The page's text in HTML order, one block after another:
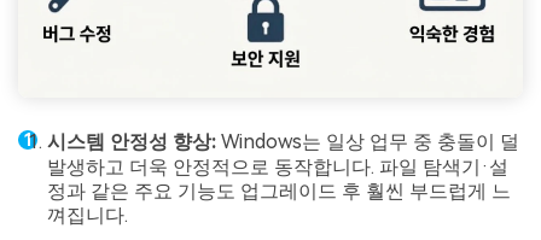
시스템 안정성 향상: Windows는 일상 업무 중 충돌이 덜
발생하고 더욱 안정적으로 동작합니다. 파일 탐색기·설
정과 같은 주요 기능도 업그레이드 후 훨씬 부드럽게 느
껴집니다.